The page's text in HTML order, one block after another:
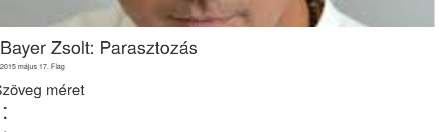
Bayer Zsolt: Parasztozás
2015 május 17. Flag
méret